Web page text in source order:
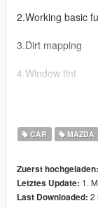
2.Working basic
3.Dirt mapping
4.Window tint
2.Engine took
4.Player hands
ETC..
CAR MAZDA
Zuerst hochgeladen:
Letztes Update: 1.
Last Downloaded: 2